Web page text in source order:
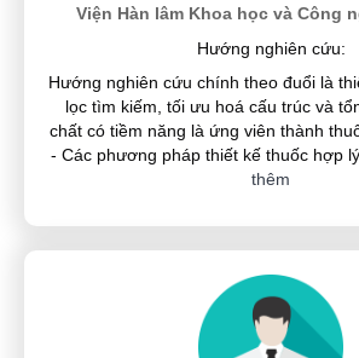
Viện Hàn lâm Khoa học và Công
Hướng nghiên cứu:
Hướng nghiên cứu chính theo đuổi là
lọc tìm kiếm, tối ưu hoá cấu trúc và
chất có tiềm năng là ứng viên thành
- Các phương pháp thiết kế thuốc hợp
thêm